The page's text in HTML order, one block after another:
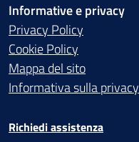
Informative e privacy
Privacy Policy
Cookie Policy
Mappa del sito
Informativa sulla privacy
Richiedi assistenza